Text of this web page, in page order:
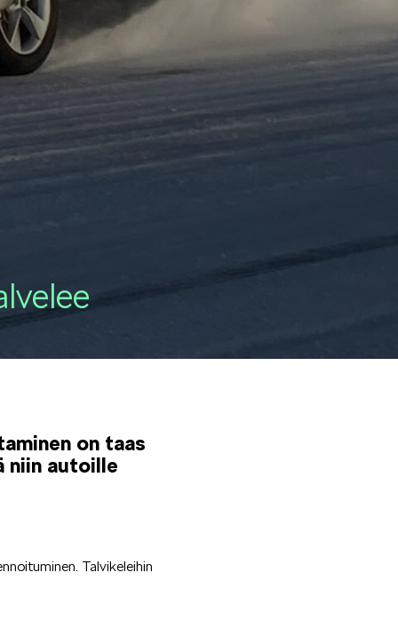
KAMIQ
on taas
niin autoille
Talvikeleihin